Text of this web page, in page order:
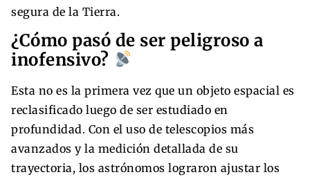
segura de la Tierra.
¿Cómo pasó de ser peligroso a
inofensivo?
Esta no es la primera vez que un objeto espacial es
reclasificado luego de ser estudiado en
profundidad. Con el uso de telescopios más
avanzados y la medición detallada de su
trayectoria, los astrónomos lograron ajustar los